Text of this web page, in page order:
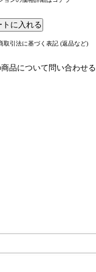
取引法に基づく表記 (返品など)
品について問い合わせる